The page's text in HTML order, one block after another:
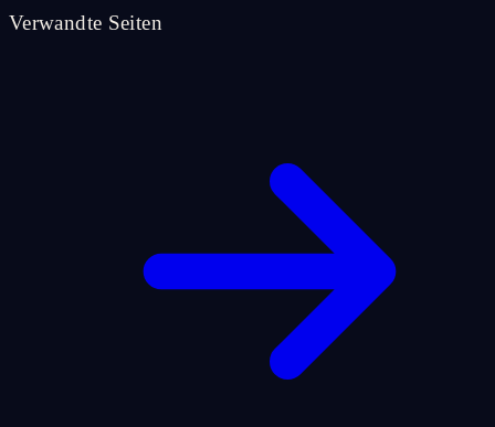
Verwandte Seiten